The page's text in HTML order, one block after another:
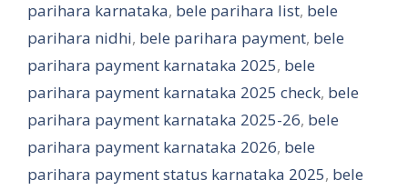
parihara karnataka, bele parihara list, bele
parihara nidhi, bele parihara payment, bele
parihara payment karnataka 2025, bele
parihara payment karnataka 2025 check, bele
parihara payment karnataka 2025-26, bele
parihara payment karnataka 2026, bele
parihara payment status karnataka 2025, bele